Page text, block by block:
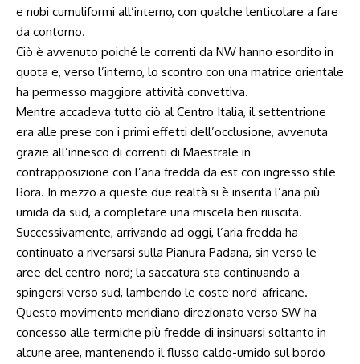
e nubi cumuliformi all’interno, con qualche lenticolare a fare
da contorno.
Ciò è avvenuto poiché le correnti da NW hanno esordito in
quota e, verso l’interno, lo scontro con una matrice orientale
ha permesso maggiore attività convettiva.
Mentre accadeva tutto ciò al Centro Italia, il settentrione
era alle prese con i primi effetti dell’occlusione, avvenuta
grazie all’innesco di correnti di Maestrale in
contrapposizione con l’aria fredda da est con ingresso stile
Bora. In mezzo a queste due realtà si è inserita l’aria più
umida da sud, a completare una miscela ben riuscita.
Successivamente, arrivando ad oggi, l’aria fredda ha
continuato a riversarsi sulla Pianura Padana, sin verso le
aree del centro-nord; la saccatura sta continuando a
spingersi verso sud, lambendo le coste nord-africane.
Questo movimento meridiano direzionato verso SW ha
concesso alle termiche più fredde di insinuarsi soltanto in
alcune aree, mantenendo il flusso caldo-umido sul bordo